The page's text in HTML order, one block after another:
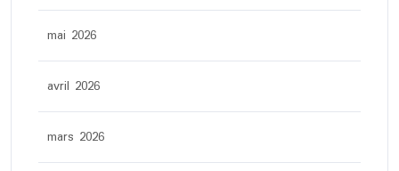
mai 2026
avril 2026
mars 2026